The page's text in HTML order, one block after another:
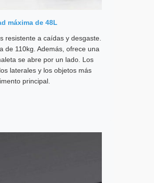
máxima de 48L
resistente a caídas y desgaste.
de 110kg. Además, ofrece una
se abre por un lado. Los
laterales y los objetos más
principal.